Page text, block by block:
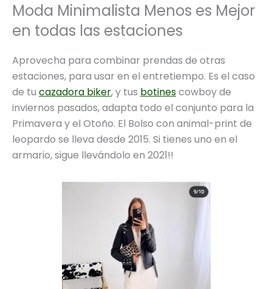
Moda Minimalista Menos es Mejor
en todas las estaciones
Aprovecha para combinar prendas de otras
estaciones, para usar en el entretiempo. Es el caso
de tu cazadora biker, y tus botinescowboy de
inviernos pasados, adapta todo el conjunto para la
Primavera y el Otoño. El Bolso con animal-print de
leopardo se lleva desde 2015. Si tienes uno en el
armario, sigue llevándolo en 2021!!